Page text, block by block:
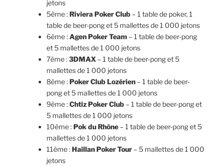
jetons
5ème :Riviera Poker Club – 1 table de poker, 1
table de beer-pong et 5 mallettes de 1 000 jetons
6ème :Agen Poker Team – 1 table de beer-pong
et 5 mallettes de 1 000 jetons
7ème :3DMAX – 1 table de beer-pong et 5
mallettes de 1 000 jetons
8ème :Poker Club Lozérien – 1 table de beer-
pong et 5 mallettes de 1 000 jetons
9ème :Chtiz Poker Club – 1 table de beer-pong et
5 mallettes de 1 000 jetons
10ème :Pok du Rhône – 1 table de beer-pong et 5
mallettes de 1 000 jetons
11ème :Haillan Poker Tour – 5 mallettes de 1 000
jetons